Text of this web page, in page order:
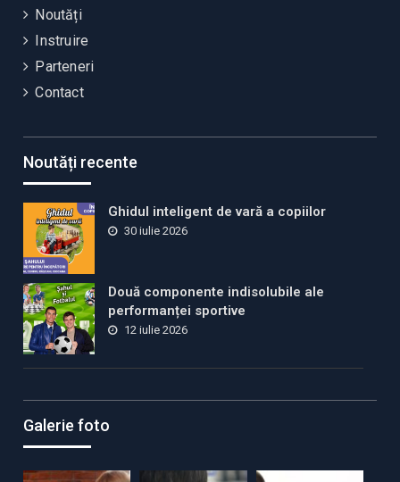
Noutăți
Instruire
Parteneri
Contact
Noutăți recente
Ghidul inteligent de vară a copiilor
30 iulie 2026
Două componente indisolubile ale
performanței sportive
12 iulie 2026
Galerie foto